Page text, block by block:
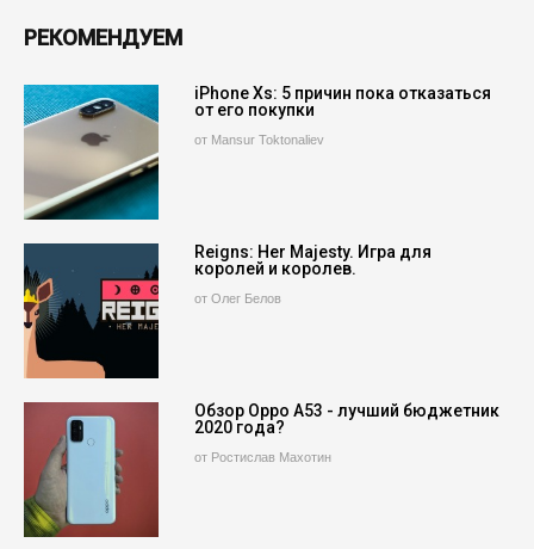
РЕКОМЕНДУЕМ
iPhone Xs: 5 причин пока отказаться
от его покупки
от Mansur Toktonaliev
Reigns: Her Majesty. Игра для
королей и королев.
от Олег Белов
Обзор Oppo A53 - лучший бюджетник
2020 года?
от Ростислав Махотин